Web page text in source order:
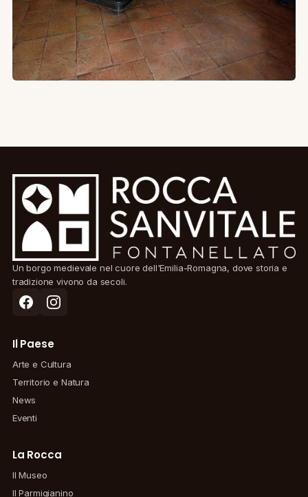
Un borgo medievale nel cuore dell'Emilia-Romagna, dove storia e
tradizione vivono da secoli.
Il Paese
Arte e Cultura
Territorio e Natura
News
Eventi
La Rocca
Il Museo
Il Parmigianino